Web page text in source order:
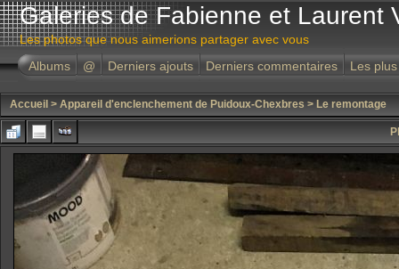
Galeries de Fabienne et Laurent
Les photos que nous aimerions partager avec vous
Albums
@ Derniers ajouts Derniers commentaires Les
Accueil > Appareil d'enclenchement de Puidoux-Chexbres > Le remontage